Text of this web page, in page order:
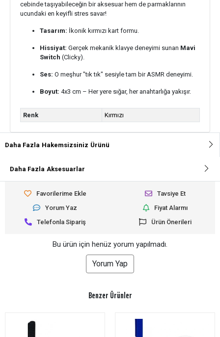
cebinde taşıyabileceğin bir aksesuar hem de parmaklarının
ucundaki en keyifli stres savar!
Tasarım: İkonik kırmızı kart formu.
Hissiyat: Gerçek mekanik klavye deneyimi sunan Mavi
Switch (Clicky).
Ses: O meşhur "tık tık" sesiyle tam bir ASMR deneyimi.
Boyut: 4x3 cm – Her yere sığar, her anahtarlığa yakışır.
Renk Kırmızı
Daha Fazla Hakemsizsiniz Ürünü
Daha Fazla Aksesuarlar
Favorilerime Ekle
Tavsiye Et
Yorum Yaz
Fiyat Alarmı
Telefonla Sipariş
Ürün Önerileri
Bu ürün için henüz yorum yapılmadı.
Yorum Yap
Benzer Ürünler